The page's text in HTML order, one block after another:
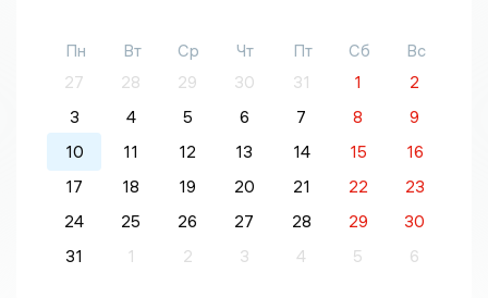
Пн Вт Ср Чт Пт Сб
Вс
27
28 29 30 31 1
2
3
4 5 6 7 8
9
10
11 12 13 14 15
16
17
18 19 20 21 22
23
24
25 26 27 28 29
30
31
1 2 3 4 5 6